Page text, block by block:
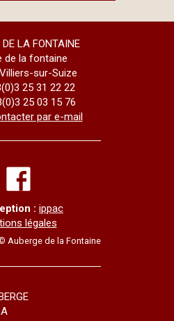
DE LA FONTAINE
de la fontaine
sur-Suize
25 31 22 22
25 03 15 76
par e-mail
: ippac
légales
Auberge de la Fontaine